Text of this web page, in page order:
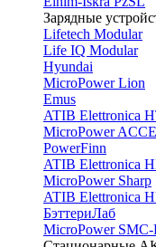
Зарядные
Lifetech Modular
Life IQ Modular
Hyundai
MicroPower Lion
Emus
ATIB Elettronica
MicroPower
PowerFinn
ATIB Elettronica
MicroPower Sharp
ATIB Elettronica
БэттериЛаб
MicroPower